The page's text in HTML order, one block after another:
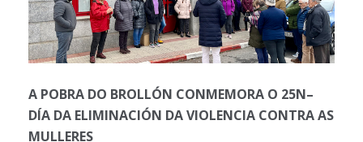
A POBRA DO BROLLÓN CONMEMORA O 25N–
DÍA DA ELIMINACIÓN DA VIOLENCIA CONTRA AS
MULLERES